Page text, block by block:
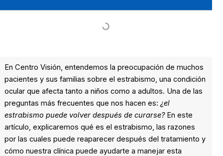
En Centro Visión, entendemos la preocupación de muchos
pacientes y sus familias sobre el estrabismo, una condición
ocular que afecta tanto a niños como a adultos. Una de las
preguntas más frecuentes que nos hacen es: ¿el
estrabismo puede volver después de curarse?En este
artículo, explicaremos qué es el estrabismo, las razones
por las cuales puede reaparecer después del tratamiento y
cómo nuestra clínica puede ayudarte a manejar esta